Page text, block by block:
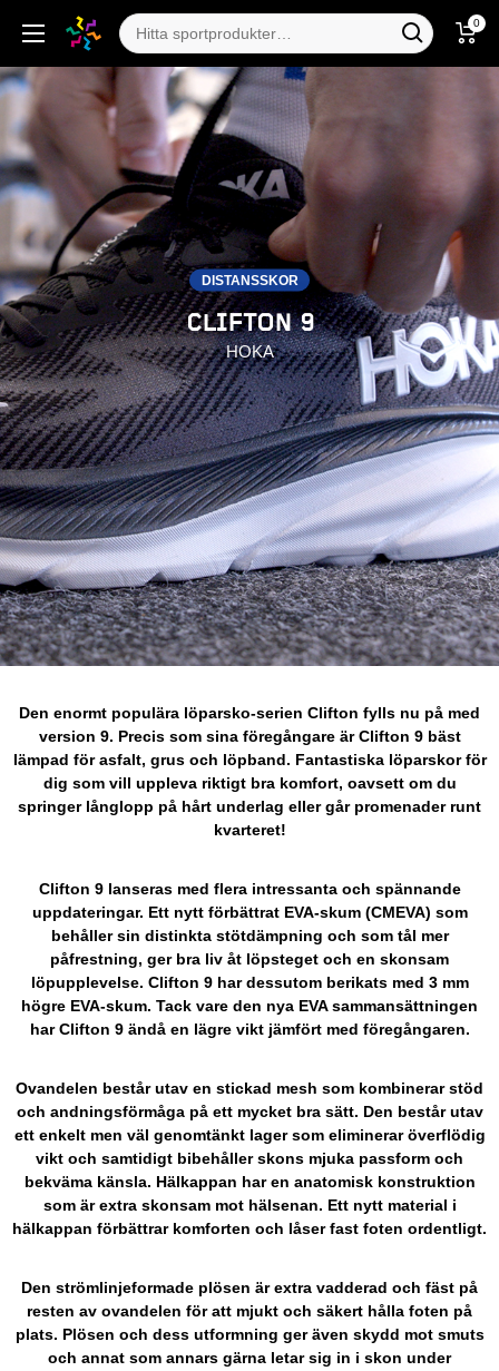
0
DISTANSSKOR
CLIFTON 9
HOKA
Den enormt populära löparsko-serien Clifton fylls nu på med
version 9. Precis som sina föregångare är Clifton 9 bäst
lämpad för asfalt, grus och löpband. Fantastiska löparskor för
dig som vill uppleva riktigt bra komfort, oavsett om du
springer långlopp på hårt underlag eller går promenader runt
kvarteret!
Clifton 9 lanseras med flera intressanta och spännande
uppdateringar. Ett nytt förbättrat EVA-skum (CMEVA) som
behåller sin distinkta stötdämpning och som tål mer
påfrestning, ger bra liv åt löpsteget och en skonsam
löpupplevelse. Clifton 9 har dessutom berikats med 3 mm
högre EVA-skum. Tack vare den nya EVA sammansättningen
har Clifton 9 ändå en lägre vikt jämfört med föregångaren.
Ovandelen består utav en stickad mesh som kombinerar stöd
och andningsförmåga på ett mycket bra sätt. Den består utav
ett enkelt men väl genomtänkt lager som eliminerar överflödig
vikt och samtidigt bibehåller skons mjuka passform och
bekväma känsla. Hälkappan har en anatomisk konstruktion
som är extra skonsam mot hälsenan. Ett nytt material i
hälkappan förbättrar komforten och låser fast foten ordentligt.
Den strömlinjeformade plösen är extra vadderad och fäst på
resten av ovandelen för att mjukt och säkert hålla foten på
plats. Plösen och dess utformning ger även skydd mot smuts
och annat som annars gärna letar sig in i skon under